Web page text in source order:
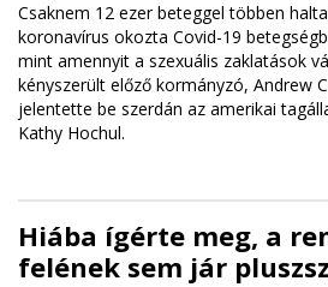
Csaknem 12 ezer beteggel többen
koronavírus okozta Covid-19
mint amennyit a szexuális zaklatások
kényszerült előző kormányzó, Andrew
jelentette be szerdán az amerikai
Kathy Hochul.
Hiába ígérte meg, a
felének sem jár